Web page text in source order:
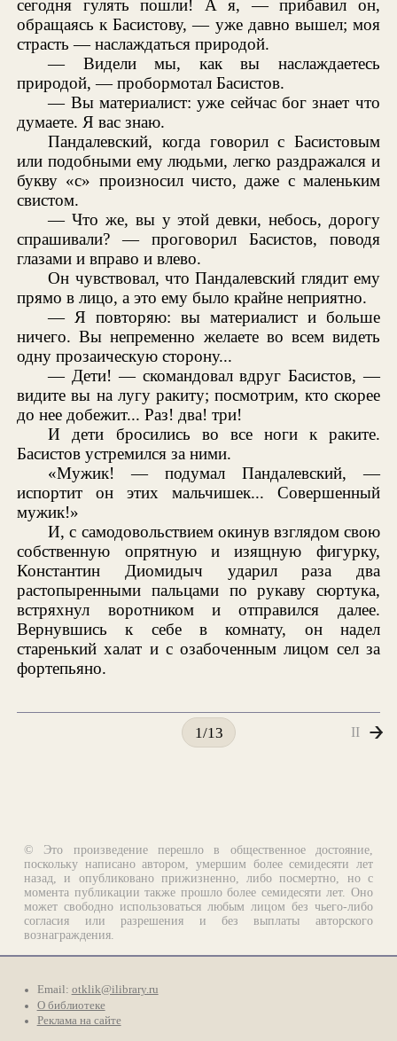
сегодня гулять пошли! А я, — прибавил он,
обращаясь к Басистову, — уже давно вышел; моя
страсть — наслаждаться природой.
— Видели мы, как вы наслаждаетесь
природой, — пробормотал Басистов.
— Вы материалист: уже сейчас бог знает что
думаете. Я вас знаю.
Пандалевский, когда говорил с Басистовым
или подобными ему людьми, легко раздражался и
букву «с» произносил чисто, даже с маленьким
свистом.
— Что же, вы у этой девки, небось, дорогу
спрашивали? — проговорил Басистов, поводя
глазами и вправо и влево.
Он чувствовал, что Пандалевский глядит ему
прямо в лицо, а это ему было крайне неприятно.
— Я повторяю: вы материалист и больше
ничего. Вы непременно желаете во всем видеть
одну прозаическую сторону...
— Дети! — скомандовал вдруг Басистов, —
видите вы на лугу ракиту; посмотрим, кто скорее
до нее добежит... Раз! два! три!
И дети бросились во все ноги к раките.
Басистов устремился за ними.
«Мужик! — подумал Пандалевский, —
испортит он этих мальчишек... Совершенный
мужик!»
И, с самодовольствием окинув взглядом свою
собственную опрятную и изящную фигурку,
Константин Диомидыч ударил раза два
растопыренными пальцами по рукаву сюртука,
встряхнул воротником и отправился далее.
Вернувшись к себе в комнату, он надел
старенький халат и с озабоченным лицом сел за
фортепьяно.
1/13 II
© Это произведение перешло в общественное достояние,
поскольку написано автором, умершим более семидесяти лет
назад, и опубликовано прижизненно, либо посмертно, но с
момента публикации также прошло более семидесяти лет. Оно
может свободно использоваться любым лицом без чьего-либо
согласия или разрешения и без выплаты авторского
вознаграждения.
Email: otklik@ilibrary.ru
О библиотеке
Реклама на сайте